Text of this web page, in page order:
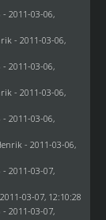
- 2011-03-06,
- 2011-03-06,
- 2011-03-06,
- 2011-03-06,
- 2011-03-06,
- 2011-03-06,
- 2011-03-07,
03-07, 12:10:28
- 2011-03-07,